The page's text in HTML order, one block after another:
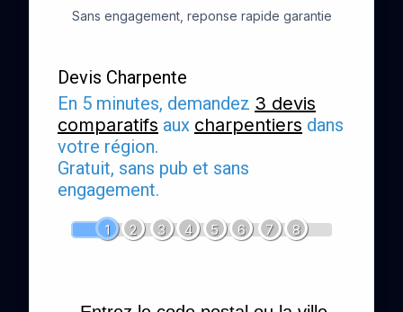
Sans engagement, reponse rapide garantie
Devis Charpente
En 5 minutes, demandez 3 devis
comparatifs aux charpentiers dans
votre région.
Gratuit, sans pub et sans
engagement.
1 2 3 4 5 6 7 8